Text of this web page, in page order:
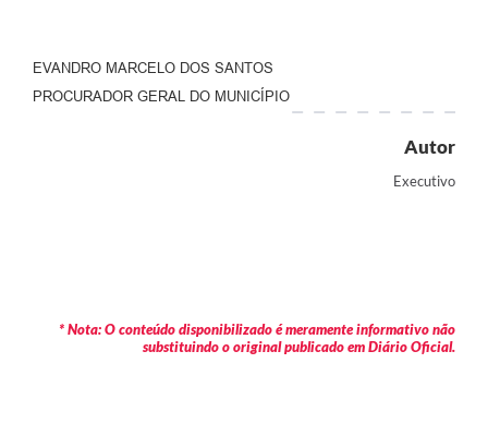
EVANDRO MARCELO DOS SANTOS
PROCURADOR GERAL DO MUNICÍPIO
Autor
Executivo
* Nota: O conteúdo disponibilizado é meramente informativo não
substituindo o original publicado em Diário Oficial.